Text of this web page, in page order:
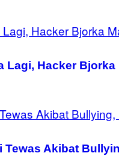
Hacker Bjorka
Akibat